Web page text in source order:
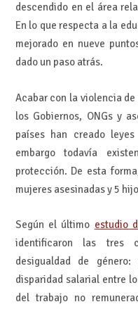
descendido en el área
En lo que respecta a la
mejorado en nueve
dado un paso atrás.
Acabar con la violencia
los Gobiernos, ONGs y
países han creado
embargo todavía
protección. De esta
mujeres asesinadas y 5
Según el último estudio
identificaron las tres
desigualdad de
disparidad salarial entre
del trabajo no